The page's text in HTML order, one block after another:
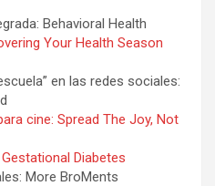
Behavioral Health
Your Health Season
en las redes sociales:
cine: Spread The Joy, Not
Diabetes
More BroMents